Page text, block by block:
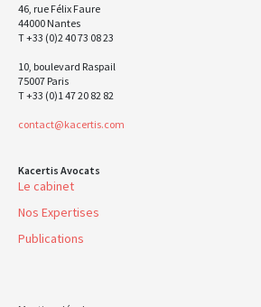
46, rue Félix Faure
44000 Nantes
T +33 (0)2 40 73 08 23
10, boulevard Raspail
75007 Paris
T +33 (0)1 47 20 82 82
contact@kacertis.com
Kacertis Avocats
Le cabinet
Nos Expertises
Publications